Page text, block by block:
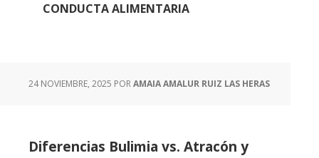
CONDUCTA ALIMENTARIA
24 NOVIEMBRE, 2025 PORAMAIA AMALUR RUIZ LAS HERAS
Diferencias Bulimia vs. Atracón y